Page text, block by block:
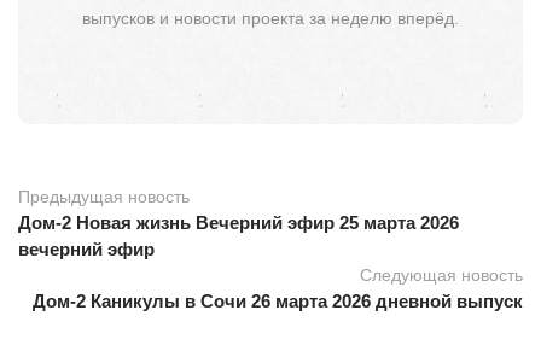
выпусков и новости проекта за неделю вперёд.
Предыдущая новость
Дом-2 Новая жизнь Вечерний эфир 25 марта 2026
вечерний эфир
Следующая новость
Дом-2 Каникулы в Сочи 26 марта 2026 дневной выпуск